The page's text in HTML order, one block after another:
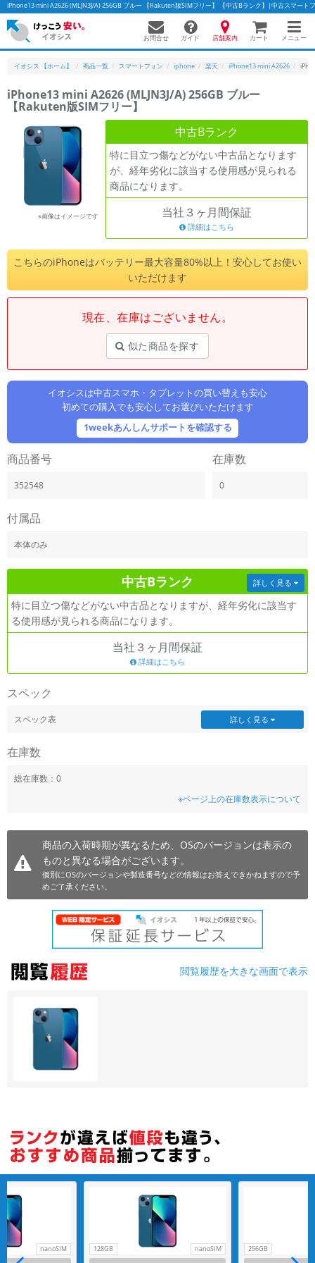
iPhone13 mini A2626 (MLJN3J/A) 256GB ブルー 【Rakuten版SIMフリー】 【中古Bランク】|中古スマート
お問合せ ガイド 店舗案内 カート メニュー
イオシス 【ホーム】 商品一覧 スマートフォン iphone 楽天 iPhone13 mini A2626
iPhone13 mini A2626 (MLJN3J/A) 256GB ブルー
【Rakuten版SIMフリー】
※画像はイメージです
中古Bランク
特に目立つ傷などがない中古品となります
が、経年劣化に該当する使用感が見られる
商品になります。
当社３ヶ月間保証
詳細はこちら
こちらのiPhoneはバッテリー最大容量80%以上！安心してお使い
いただけます
現在、在庫はございません。
似た商品を探す
イオシスは中古スマホ・タブレットの買い替えも安心
初めての購入でも安心してお選びいただけます
1weekあんしんサポートを確認する
商品番号
352548
在庫数
0
付属品
本体のみ
中古Bランク
特に目立つ傷などがない中古品となりますが、経年劣化に該当す
る使用感が見られる商品になります。
詳しく見る
当社３ヶ月間保証
詳細はこちら
スペック
スペック表 詳しく見る
在庫数
総在庫数：0
※ページ上の在庫数表示について
商品の入荷時期が異なるため、OSのバージョンは表示の
ものと異なる場合がございます。
個別にOSのバージョンや製造番号などの情報はお答えできかねますので予
めご了承ください。
閲覧履歴を大きな画面で表示
nanoSIM 128GB nanoSIM 256GB
かんたんパソコン検索に切り替える
フリーワード
人気の検索ワード：Let's note
「スマートフォン」「タブレット」など
シリーズ
「iPhone」「Xperia」「Galaxy」など
「Apple」「SONY」「SHARP」など
機能・特徴
商品の搭載機能による絞り込み
「5G対応」「防水」「ワンセグ」など
ドライブ
ドライブの絞り込み
ランク
「新品」「未使用」「中古」など
CPU
OSの絞り込み
メモリ
年 月 まで
各項目のチェックボックスは「or検索」となります。
ただし機能別のみ「and検索」となります。